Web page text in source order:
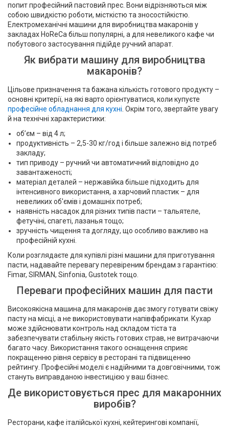
попит професійний пастовий прес. Вони відрізняються між
собою швидкістю роботи, місткістю та зносостійкістю.
Електромеханічні машини для виробництва макаронів у
закладах HoReCa більш популярні, а для невеликого кафе чи
побутового застосування підійде ручний апарат.
Як вибрати машину для виробництва
макаронів?
Цільове призначення та бажана кількість готового продукту –
основні критерії, на які варто орієнтуватися, коли купуєте
професійне обладнання для кухні . Окрім того, звертайте увагу
й на технічні характеристики:
об’єм – від 4 л;
продуктивність – 2,5-30 кг/год і більше залежно від потреб
закладу;
тип приводу – ручний чи автоматичний відповідно до
завантаженості;
матеріал деталей – нержавійка більше підходить для
інтенсивного використання, а харчовий пластик – для
невеликих об'ємів і домашніх потреб;
наявність насадок для різних типів пасти – тальятеле,
фетучіні, спагеті, лазанья тощо;
зручність чищення та догляду, що особливо важливо на
професійній кухні.
Коли розглядаєте для купівлі різні машини для приготування
пасти, надавайте перевагу перевіреним брендам з гарантією:
Fimar, SIRMAN, Sinfonia, Gustotek тощо.
Переваги професійних машин для пасти
Високоякісна машина для макаронів дає змогу готувати свіжу
пасту на місці, а не використовувати напівфабрикати. Кухар
може здійснювати контроль над складом тіста та
забезпечувати стабільну якість готових страв, не витрачаючи
багато часу. Використання такого оснащення сприяє
покращенню рівня сервісу в ресторані та підвищенню
рейтингу. Професійні моделі є надійними та довговічними, тож
стануть виправданою інвестицією у ваш бізнес.
Де використовується прес для макаронних
виробів?
Ресторани, кафе італійської кухні, кейтерингові компанії,